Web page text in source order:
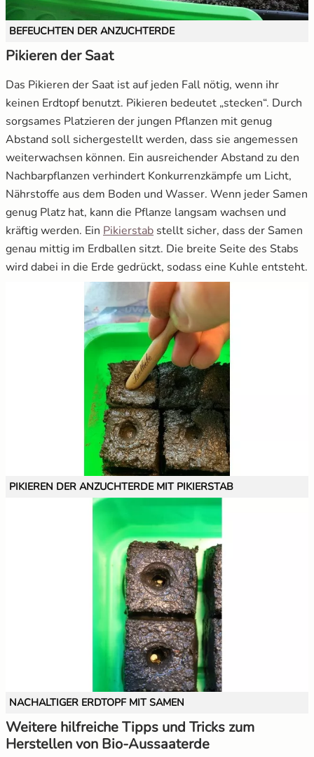
BEFEUCHTEN DER ANZUCHTERDE
Pikieren der Saat
Das Pikieren der Saat ist auf jeden Fall nötig, wenn ihr
keinen Erdtopf benutzt. Pikieren bedeutet „stecken“. Durch
sorgsames Platzieren der jungen Pflanzen mit genug
Abstand soll sichergestellt werden, dass sie angemessen
weiterwachsen können. Ein ausreichender Abstand zu den
Nachbarpflanzen verhindert Konkurrenzkämpfe um Licht,
Nährstoffe aus dem Boden und Wasser. Wenn jeder Samen
genug Platz hat, kann die Pflanze langsam wachsen und
kräftig werden. Ein Pikierstaböffnet in neuem Fenster
stellt sicher, dass der Samen
genau mittig im Erdballen sitzt. Die breite Seite des Stabs
wird dabei in die Erde gedrückt, sodass eine Kuhle entsteht.
PIKIEREN DER ANZUCHTERDE MIT PIKIERSTAB
NACHALTIGER ERDTOPF MIT SAMEN
Weitere hilfreiche Tipps und Tricks zum
Herstellen von Bio-Aussaaterde